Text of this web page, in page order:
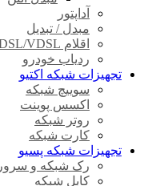
آداپتور
مبدل / تبدیل
اقلام ADSL/VDSL
ردیاب خودرو
تجهیزات شبکه اکتیو
سوییچ شبکه
اکسس پوینت
روتر شبکه
کارت شبکه
تجهیزات شبکه پسیو
رک شبکه و سرور
کابل شبکه